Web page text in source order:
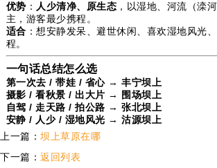
优势 ： 人少清净、原生态 ，以湿地、河流（滦
主，游客最少携程。
适合 ：想安静发呆、避世休闲、喜欢湿地风光
程。
一句话总结怎么选
第一次去 / 带娃 / 省心→丰宁坝上
摄影 / 看秋景 / 出大片 → 围场坝上
自驾 / 走天路 / 拍公路 →张北坝上
安静 / 人少 / 湿地风光 →沽源坝上
上一篇： 坝上草原在哪
下一篇： 返回列表